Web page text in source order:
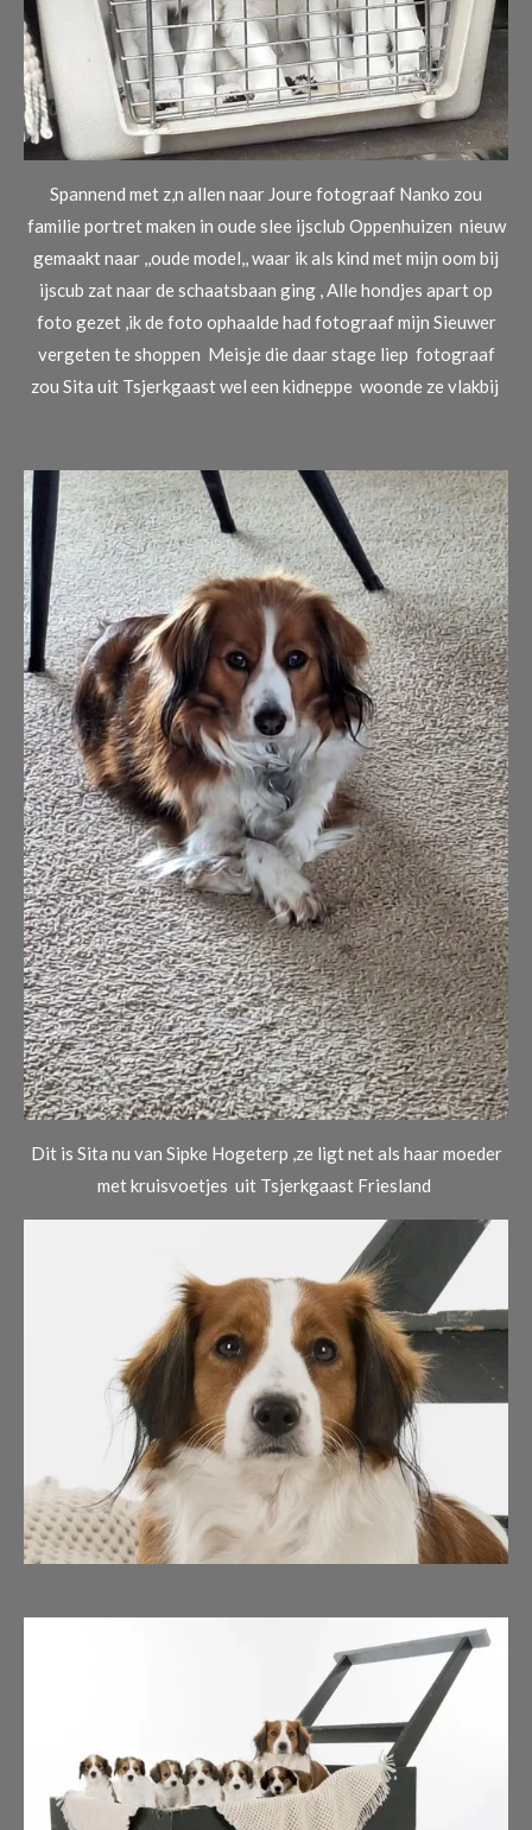
Spannend met z,n allen naar Joure fotograaf Nanko zou
familie portret maken in oude slee ijsclub Oppenhuizen nieuw
gemaakt naar ,,oude model,, waar ik als kind met mijn oom bij
ijscub zat naar de schaatsbaan ging , Alle hondjes apart op
foto gezet ,ik de foto ophaalde had fotograaf mijn Sieuwer
vergeten te shoppen Meisje die daar stage liep fotograaf
zou Sita uit Tsjerkgaast wel een kidneppe woonde ze vlakbij
Dit is Sita nu van Sipke Hogeterp ,ze ligt net als haar moeder
met kruisvoetjes uit Tsjerkgaast Friesland